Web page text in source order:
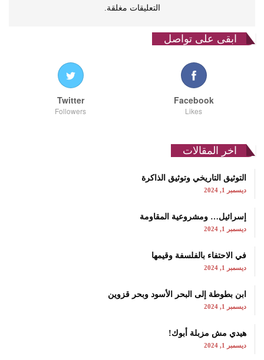
التعليقات مغلقة.
ابقى على تواصل
Facebook
Likes
Twitter
Followers
اخر المقالات
التوثيق التاريخي وتوثيق الذاكرة
ديسمبر 1, 2024
إسرائيل… ومشروعية المقاومة
ديسمبر 1, 2024
في الاحتفاء بالفلسفة وقيمها
ديسمبر 1, 2024
ابن بطوطة إلى البحر الأسود وبحر قزوين
ديسمبر 1, 2024
هيدي مش مزبلة أبوك!
ديسمبر 1, 2024